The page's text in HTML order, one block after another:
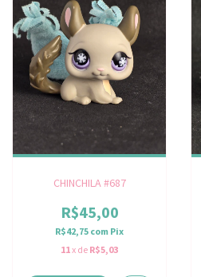
CHINCHILA #687
R$45,00
R$42,75 com Pix
11x de R$5,03